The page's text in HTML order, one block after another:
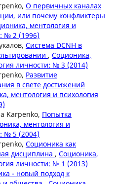
О первичных каналах
или почему конфликтеры
ментология и
№ 2 (1996)
Система DCNH в
, Соционика,
личности: № 3 (2014)
Развитие
в свете достижений
ментология и психология
Karpenko, Попытка
ментология и
№ 5 (2004)
Соционика как
дисциплина , Соционика,
личности: № 1 (2013)
- новый подход к